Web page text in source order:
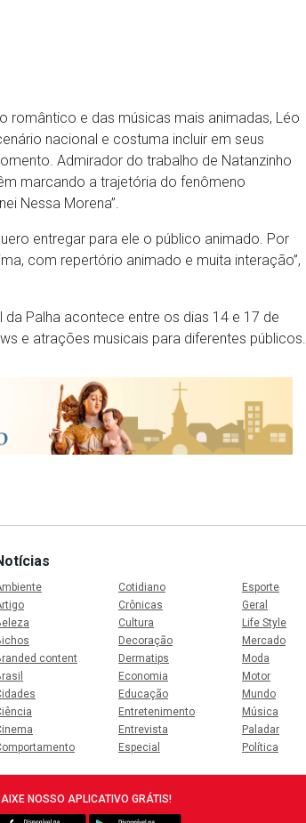
romântico e das músicas mais animadas, Léo
nacional e costuma incluir em seus
Admirador do trabalho de Natanzinho
marcando a trajetória do fenômeno
Nessa Morena”.
entregar para ele o público animado. Por
com repertório animado e muita interação”,
Palha acontece entre os dias 14 e 17 de
e atrações musicais para diferentes públicos.
content
Cotidiano
Crônicas
Cultura
Decoração
Dermatips
Economia
Educação
Entretenimento
Entrevista
Especial
Esporte
Geral
Life Style
Mercado
Moda
Motor
Mundo
Música
Paladar
Política
NOSSO APLICATIVO GRÁTIS!